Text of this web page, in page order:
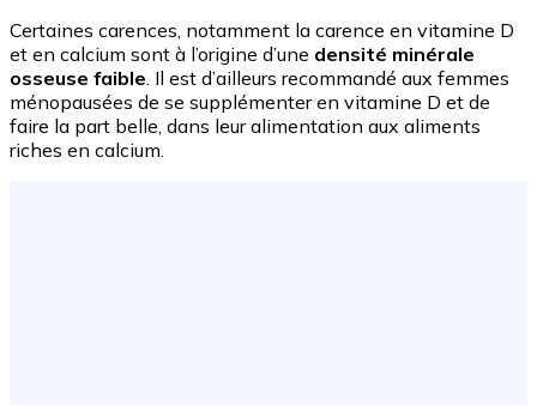
Certaines carences, notamment la carence en vitamine D
et en calcium sont à l’origine d’une densité minérale
osseuse faible . Il est d’ailleurs recommandé aux femmes
ménopausées de se supplémenter en vitamine D et de
faire la part belle, dans leur alimentation aux aliments
riches en calcium.